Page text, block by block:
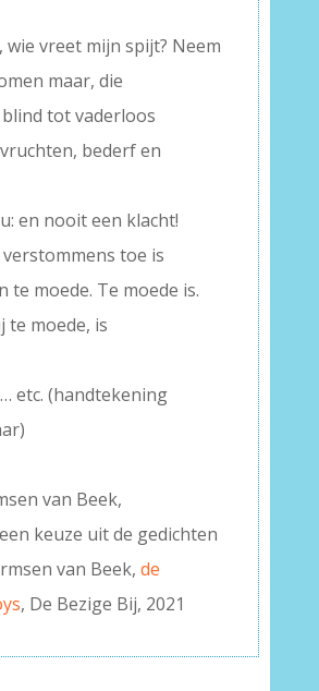
wie vreet mijn spijt? Neem
maar, die
tot vaderloos
bederf en
en nooit een klacht!
toe is
te moede. Te moede is.
te moede, is
etc. (handtekening
van Beek,
keuze uit de gedichten
van Beek, de
, De Bezige Bij, 2021